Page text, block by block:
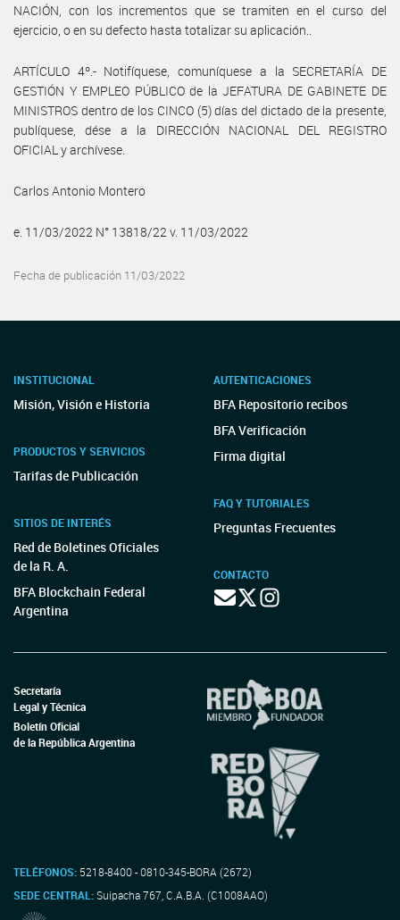
NACIÓN, con los incrementos que se tramiten en el curso del
ejercicio, o en su defecto hasta totalizar su aplicación..
ARTÍCULO 4º.- Notifíquese, comuníquese a la SECRETARÍA DE
GESTIÓN Y EMPLEO PÚBLICO de la JEFATURA DE GABINETE DE
MINISTROS dentro de los CINCO (5) días del dictado de la presente,
publíquese, dése a la DIRECCIÓN NACIONAL DEL REGISTRO
OFICIAL y archívese.
Carlos Antonio Montero
e. 11/03/2022 N° 13818/22 v. 11/03/2022
Fecha de publicación 11/03/2022
INSTITUCIONAL
Misión, Visión e Historia
PRODUCTOS Y SERVICIOS
Tarifas de Publicación
SITIOS DE INTERÉS
Red de Boletines Oficiales
de la R. A.
BFA Blockchain Federal
Argentina
AUTENTICACIONES
BFA Repositorio recibos
BFA Verificación
Firma digital
FAQ Y TUTORIALES
Preguntas Frecuentes
CONTACTO
Secretaría
Legal y Técnica
Boletín Oficial
de la República Argentina
TELÉFONOS: 5218-8400 - 0810-345-BORA (2672)
SEDE CENTRAL:Suipacha 767, C.A.B.A. (C1008AAO)